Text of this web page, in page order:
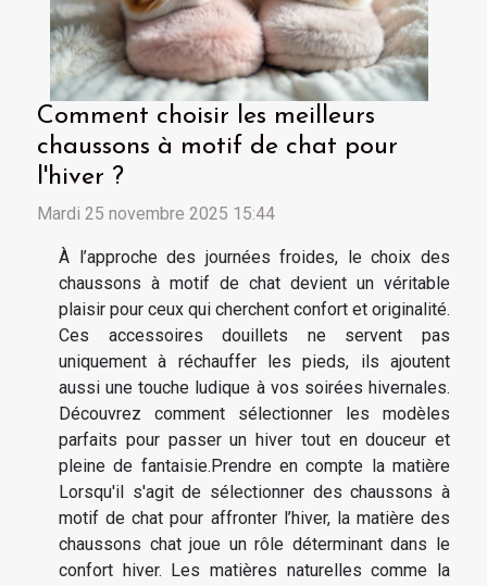
Comment choisir les meilleurs
chaussons à motif de chat pour
l'hiver ?
Mardi 25 novembre 2025 15:44
À l’approche des journées froides, le choix des
chaussons à motif de chat devient un véritable
plaisir pour ceux qui cherchent confort et originalité.
Ces accessoires douillets ne servent pas
uniquement à réchauffer les pieds, ils ajoutent
aussi une touche ludique à vos soirées hivernales.
Découvrez comment sélectionner les modèles
parfaits pour passer un hiver tout en douceur et
pleine de fantaisie.Prendre en compte la matière
Lorsqu'il s'agit de sélectionner des chaussons à
motif de chat pour affronter l’hiver, la matière des
chaussons chat joue un rôle déterminant dans le
confort hiver. Les matières naturelles comme la